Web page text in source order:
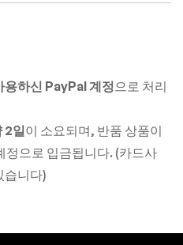
용하신 PayPal 계정 으로 처리
2일이 소요되며, 반품 상품이
정으로 입금됩니다. (카드사
습니다)